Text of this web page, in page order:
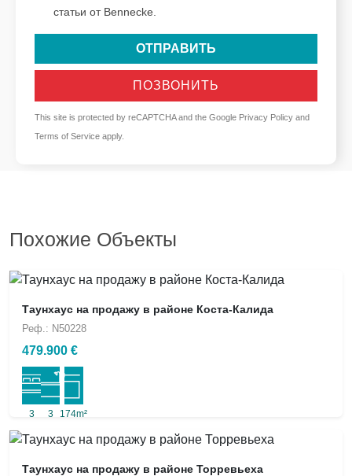
статьи от Bennecke.
ОТПРАВИТЬ
ПОЗВОНИТЬ
This site is protected by reCAPTCHA and the Google Privacy Policy and
Terms of Service apply.
Похожие Объекты
Таунхаус на продажу в районе Коста-Калида
Реф.: N50228
479.900 €
3 3 174m²
Таунхаус на продажу в районе Торревьеха